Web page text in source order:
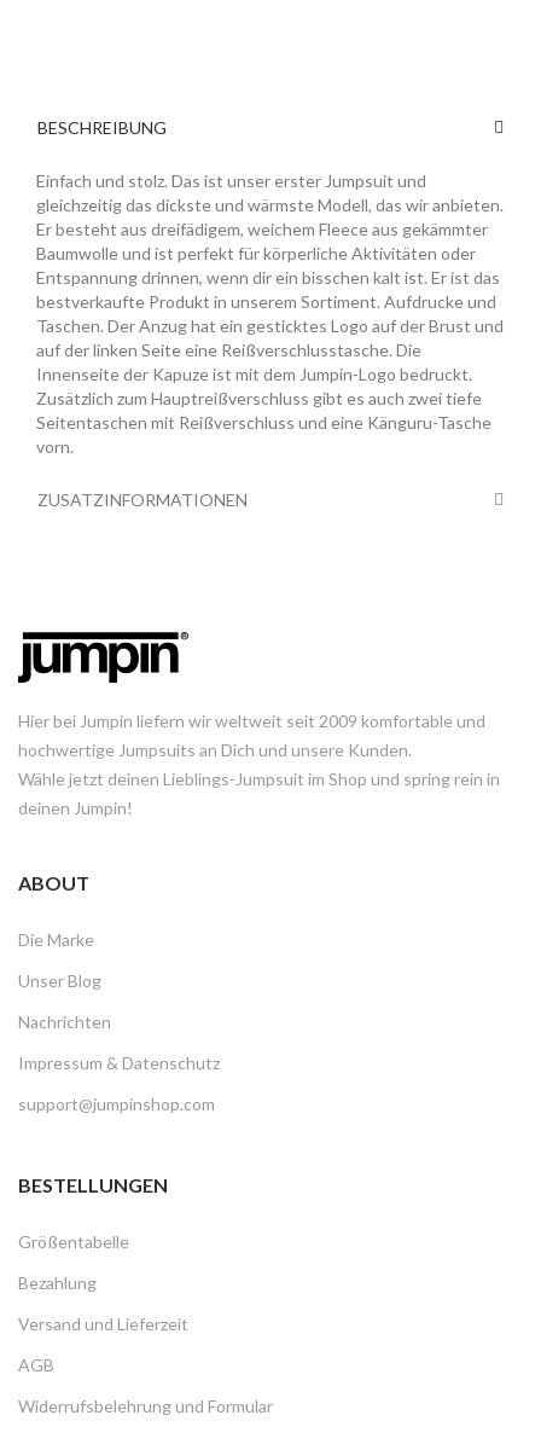
BESCHREIBUNG
Einfach und stolz. Das ist unser erster Jumpsuit und
gleichzeitig das dickste und wärmste Modell, das wir anbieten.
Er besteht aus dreifädigem, weichem Fleece aus gekämmter
Baumwolle und ist perfekt für körperliche Aktivitäten oder
Entspannung drinnen, wenn dir ein bisschen kalt ist. Er ist das
bestverkaufte Produkt in unserem Sortiment. Aufdrucke und
Taschen. Der Anzug hat ein gesticktes Logo auf der Brust und
auf der linken Seite eine Reißverschlusstasche. Die
Innenseite der Kapuze ist mit dem Jumpin-Logo bedruckt.
Zusätzlich zum Hauptreißverschluss gibt es auch zwei tiefe
Seitentaschen mit Reißverschluss und eine Känguru-Tasche
vorn.
ZUSATZINFORMATIONEN
Hier bei Jumpin liefern wir weltweit seit 2009 komfortable und
hochwertige Jumpsuits an Dich und unsere Kunden.
Wähle jetzt deinen Lieblings-Jumpsuit im Shop und spring rein in
deinen Jumpin!
ABOUT
Die Marke
Unser Blog
Nachrichten
Impressum & Datenschutz
support@jumpinshop.com
BESTELLUNGEN
Größentabelle
Bezahlung
Versand und Lieferzeit
AGB
Widerrufsbelehrung und Formular